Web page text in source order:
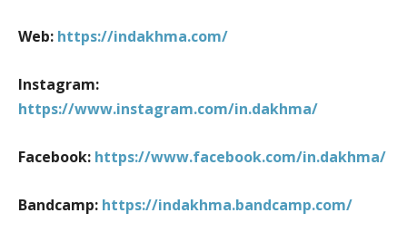
Web: https://indakhma.com/
Instagram:
https://www.instagram.com/in.dakhma/
Facebook: https://www.facebook.com/in.dakhma/
Bandcamp: https://indakhma.bandcamp.com/